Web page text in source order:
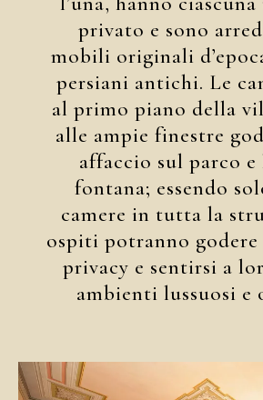
privato e sono
mobili originali
persiani antichi. Le
al primo piano della
alle ampie finestre
affaccio sul parco e
fontana; essendo
camere in tutta la
ospiti potranno godere
privacy e sentirsi a
ambienti lussuosi e